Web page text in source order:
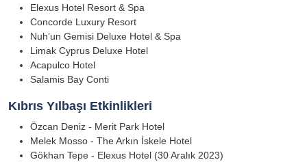
Elexus Hotel Resort & Spa
Concorde Luxury Resort
Nuh’un Gemisi Deluxe Hotel & Spa
Limak Cyprus Deluxe Hotel
Acapulco Hotel
Salamis Bay Conti
Kıbrıs Yılbaşı Etkinlikleri
Özcan Deniz - Merit Park Hotel
Melek Mosso - The Arkın İskele Hotel
Gökhan Tepe - Elexus Hotel (30 Aralık 2023)